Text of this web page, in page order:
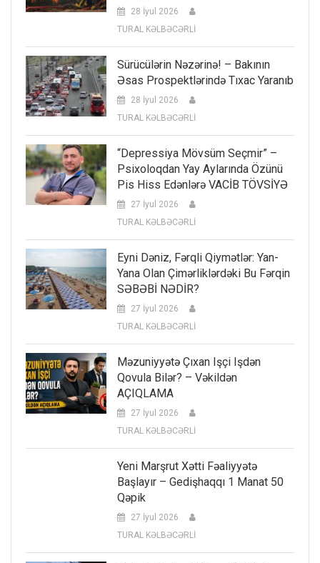
28 İyul 2026
TURAL KƏLBƏCƏRLİ
Sürücülərin Nəzərinə! – Bakının
Əsas Prospektlərində Tıxac Yaranıb
28 İyul 2026
TURAL KƏLBƏCƏRLİ
“Depressiya Mövsüm Seçmir” –
Psixoloqdan Yay Aylarında Özünü
Pis Hiss Edənlərə VACİB TÖVSİYƏ
27 İyul 2026
TURAL KƏLBƏCƏRLİ
Eyni Dəniz, Fərqli Qiymətlər: Yan-
Yana Olan Çimərliklərdəki Bu Fərqin
SƏBƏBİ NƏDİR?
27 İyul 2026
TURAL KƏLBƏCƏRLİ
Məzuniyyətə Çıxan Işçi Işdən
Qovula Bilər? – Vəkildən
AÇIQLAMA
27 İyul 2026
TURAL KƏLBƏCƏRLİ
Yeni Marşrut Xətti Fəaliyyətə
Başlayır – Gedişhaqqı 1 Manat 50
Qəpik
27 İyul 2026
TURAL KƏLBƏCƏRLİ